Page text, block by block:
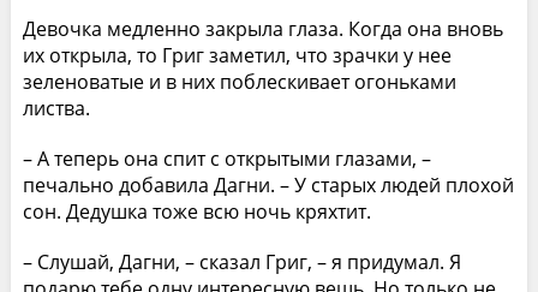
Девочка медленно закрыла глаза. Когда она вновь
их открыла, то Григ заметил, что зрачки у нее
зеленоватые и в них поблескивает огоньками
листва.
– А теперь она спит с открытыми глазами, –
печально добавила Дагни. – У старых людей плохой
сон. Дедушка тоже всю ночь кряхтит.
– Слушай, Дагни, – сказал Григ, – я придумал. Я